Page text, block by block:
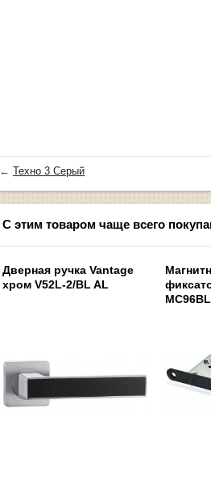
← Техно 3 Серый
С этим товаром чаще всего
Дверная ручка Vantage
хром V52L-2/BL AL